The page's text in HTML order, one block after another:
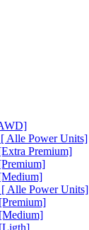
Alle Power Units]
Premium]
Alle Power Units]